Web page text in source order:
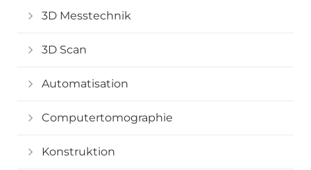
3D Messtechnik
3D Scan
Automatisation
Computertomographie
Konstruktion